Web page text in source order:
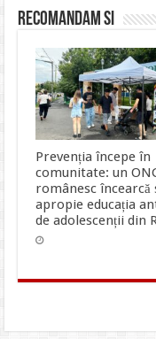
Recomandam si
Prevenția începe în
comunitate: un
românesc încearcă
apropie educația
de adolescenții din